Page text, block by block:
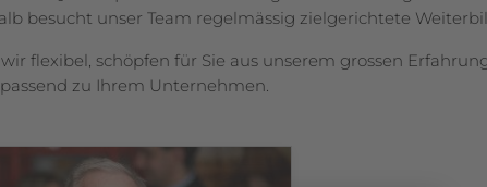
besucht unser Team regelmässig zielgerichtete
flexibel, schöpfen für Sie aus unserem grossen
zu Ihrem Unternehmen.